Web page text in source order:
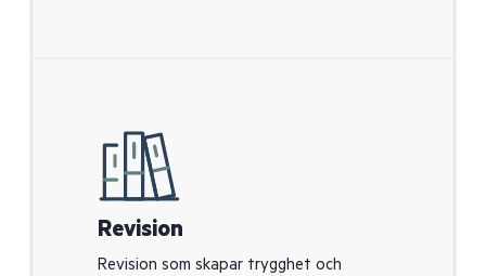
Revision
Revision som skapar trygghet och